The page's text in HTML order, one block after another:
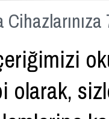
olarak,